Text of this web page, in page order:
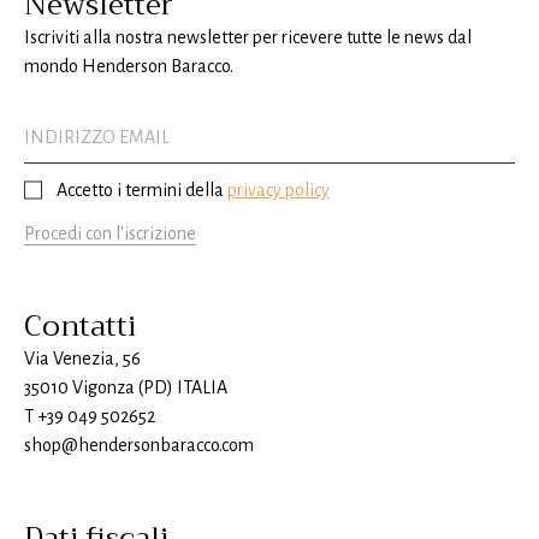
Iscriviti alla nostra newsletter per ricevere tutte le news dal
mondo Henderson Baracco.
Accetto i termini della privacy policy
Procedi con l'iscrizione
Contatti
Via Venezia, 56
35010 Vigonza (PD) ITALIA
T +39 049 502652
shop@hendersonbaracco.com